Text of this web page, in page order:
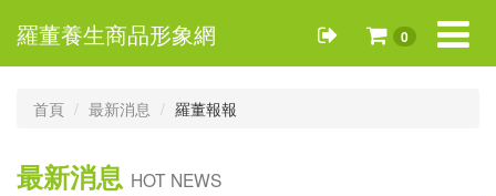
Toggle
羅董養生商品形象網 0
首頁 最新消息 羅董報報
最新消息 HOT NEWS